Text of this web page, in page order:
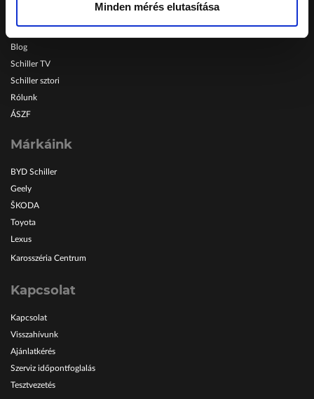
Minden mérés elutasítása
Blog
Schiller TV
Schiller sztori
Rólunk
ÁSZF
Márkáink
BYD Schiller
Geely
ŠKODA
Toyota
Lexus
Karosszéria Centrum
Kapcsolat
Kapcsolat
Visszahívunk
Ajánlatkérés
Szerviz időpontfoglalás
Tesztvezetés